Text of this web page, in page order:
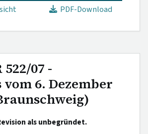
PDF-Download
522/07 -
vom 6. Dezember
als unbegründet.